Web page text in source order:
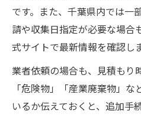
です。また、千葉県内では一
請や収集日指定が必要な場合
式サイトで最新情報を確認し
業者依頼の場合も、見積もり
「危険物」「産業廃棄物」
いるか伝えておくと、追加手